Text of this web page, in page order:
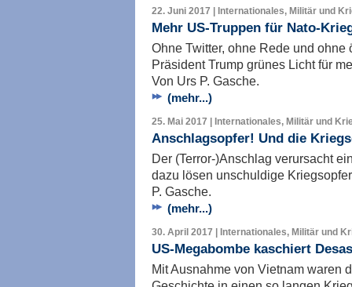
22. Juni 2017 | Internationales, Militär und
Mehr US-Truppen für Nato-
Ohne Twitter, ohne Rede und ohne
Präsident Trump grünes Licht für
Von Urs P. Gasche.
(mehr...)
25. Mai 2017 | Internationales, Militär und
Anschlagsopfer! Und die
Der (Terror-)Anschlag verursacht
dazu lösen unschuldige
P. Gasche.
(mehr...)
30. April 2017 | Internationales, Militär und
US-Megabombe kaschiert
Mit Ausnahme von Vietnam waren